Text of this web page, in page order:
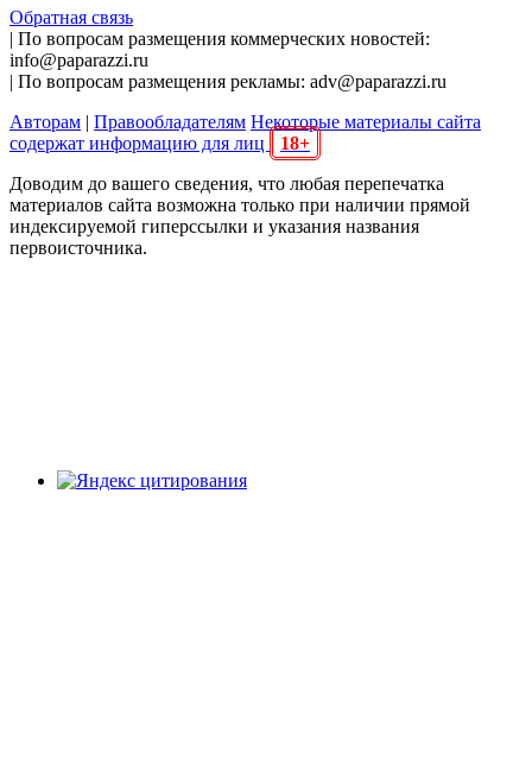
Обратная связь
| По вопросам размещения коммерческих новостей:
info@paparazzi.ru
| По вопросам размещения рекламы: adv@paparazzi.ru
Авторам | Правообладателям Некоторые материалы сайта
содержат информацию для лиц
18+
Доводим до вашего сведения, что любая перепечатка
материалов сайта возможна только при наличии прямой
индексируемой гиперссылки и указания названия
первоисточника.